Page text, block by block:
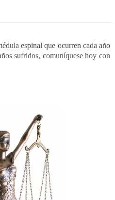
espinal que ocurren cada año
sufridos, comuníquese hoy con